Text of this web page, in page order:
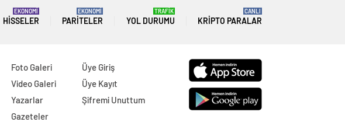
HISSELER
EKONOMİ
PARITELER
EKONOMİ
YOL DURUMU
TRAFİK
KRIPTO PARALAR
CANLI
Foto Galeri
Video Galeri
Yazarlar
Gazeteler
Üye Giriş
Üye Kayıt
Şifremi Unuttum